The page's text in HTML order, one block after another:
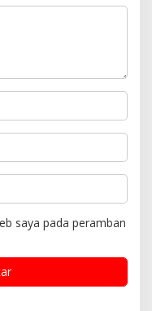
saya pada peramban